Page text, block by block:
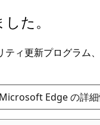
た。
ィ更新プログラム
Edge の詳細